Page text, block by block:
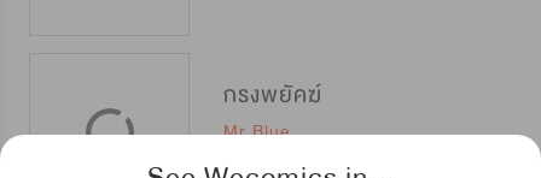
กรงพยัคฆ์
Mr.Blue